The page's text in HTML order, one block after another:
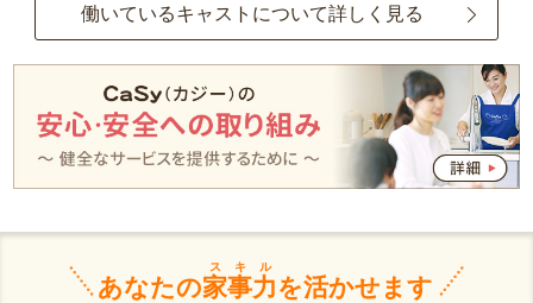
働いているキャストについて詳しく見る
あなたの家事力
スキル
を活かせます